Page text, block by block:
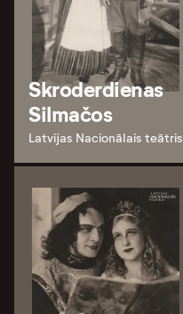
Skroderdienas
Silmačos
Latvijas Nacionālais teātris